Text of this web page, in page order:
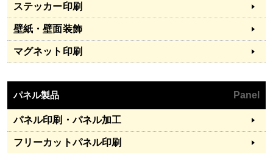
ステッカー印刷
壁紙・壁面装飾
マグネット印刷
パネル製品 Panel
パネル印刷・パネル加工
フリーカットパネル印刷